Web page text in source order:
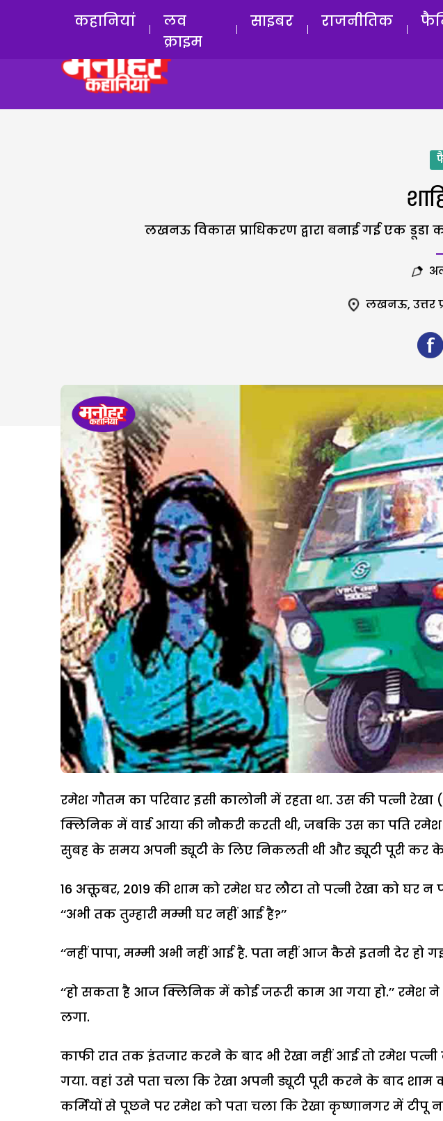
कहानियां
लव
क्राइम
साइबर राजनीतिक
लखनऊ विकास प्राधिकरण द्वारा बनाई गई एक डूडा
लखनऊ, उत्तर
रमेश गौतम का परिवार इसी कालोनी में रहता था. उस की पत्नी
क्लिनिक में वार्ड आया की नौकरी करती थी, जबकि उस का पति
सुबह के समय अपनी ड्यूटी के लिए निकलती थी और ड्यूटी पूरी कर
16 अक्तूबर, 2019 की शाम को रमेश घर लौटा तो पत्नी रेखा को घर
‘‘अभी तक तुम्हारी मम्मी घर नहीं आई है?’’
‘‘नहीं पापा, मम्मी अभी नहीं आई है. पता नहीं आज कैसे इतनी देर हो
‘‘हो सकता है आज क्लिनिक में कोई जरूरी काम आ गया हो.’’ रमेश
लगा.
काफी रात तक इंतजार करने के बाद भी रेखा नहीं आई तो रमेश
गया. वहां उसे पता चला कि रेखा अपनी ड्यूटी पूरी करने के बाद
कर्मियों से पूछने पर रमेश को पता चला कि रेखा कृष्णानगर में टीपू